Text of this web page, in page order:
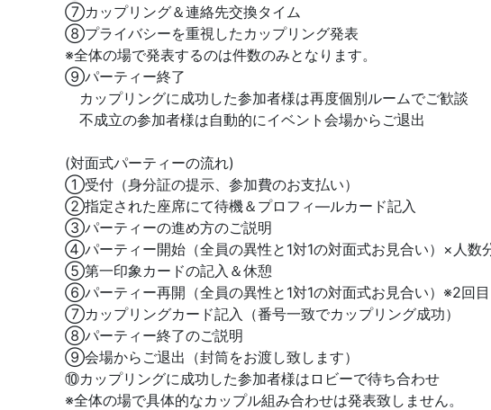
⑦カップリング＆連絡先交換タイム
⑧プライバシーを重視したカップリング発表
※全体の場で発表するのは件数のみとなります。
⑨パーティー終了
カップリングに成功した参加者様は再度個別ルームでご歓談
不成立の参加者様は自動的にイベント会場からご退出
(対面式パーティーの流れ)
①受付（身分証の提示、参加費のお支払い）
②指定された座席にて待機＆プロフィ―ルカード記入
③パーティーの進め方のご説明
④パーティー開始（全員の異性と1対1の対面式お見合い）×人数
⑤第一印象カードの記入＆休憩
⑥パーティー再開（全員の異性と1対1の対面式お見合い）※2回目
⑦カップリングカード記入（番号一致でカップリング成功）
⑧パーティー終了のご説明
⑨会場からご退出（封筒をお渡し致します）
⑩カップリングに成功した参加者様はロビーで待ち合わせ
※全体の場で具体的なカップル組み合わせは発表致しません。